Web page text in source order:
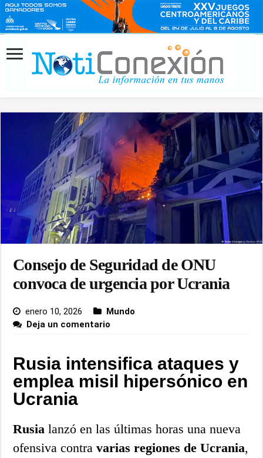
Consejo de Seguridad de ONU
convoca de urgencia por Ucrania
enero 10, 2026
Mundo
Deja un comentario
Rusia intensifica ataques y
emplea misil hipersónico en
Ucrania
Rusia lanzó en las últimas horas una nueva
ofensiva contravarias regiones de Ucrania,